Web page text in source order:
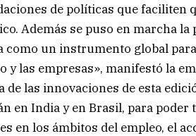
de políticas que faciliten
Además se puso en marcha la
como un instrumento global
y las empresas», manifestó la
de las innovaciones de esta
en India y en Brasil, para
en los ámbitos del empleo, el